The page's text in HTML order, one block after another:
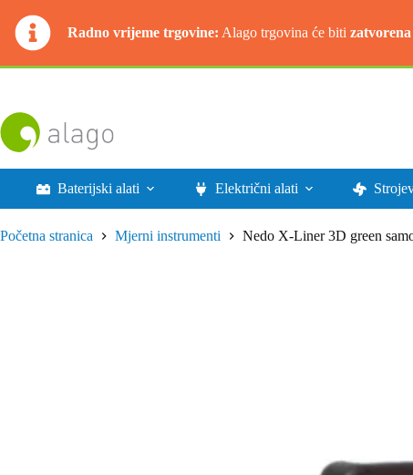
Radno vrijeme trgovine: Alago trgovina će biti zatvorena
Preskoči
Baterijski alati Električni alati
Početna stranica Mjerni instrumenti Nedo X-Liner 3D green